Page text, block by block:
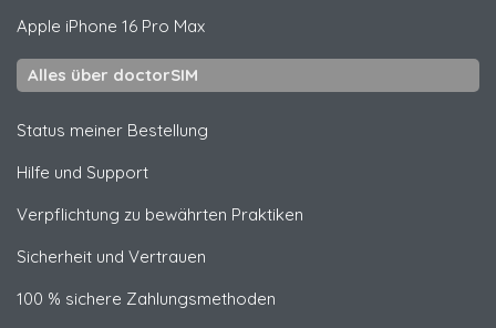
Apple iPhone 16 Pro Max
Alles über doctorSIM
Status meiner Bestellung
Hilfe und Support
Verpflichtung zu bewährten Praktiken
Sicherheit und Vertrauen
100 % sichere Zahlungsmethoden